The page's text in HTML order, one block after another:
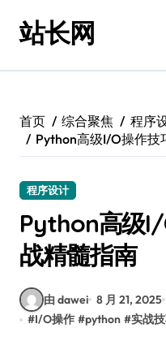
站长网
首页 综合聚焦
程序
Python高级I/O操作技
程序设计
Python高级
战精髓指南
由 dawei 8 月 21, 2025
#I/O操作 #python #实战